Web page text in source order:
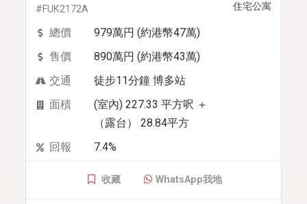
住宅公寓
#FUK2172A
總價
979萬円 (約港幣47萬)
售價
890萬円 (約港幣43萬)
交通
徒步11分鐘 博多站
面積
(室內) 227.33 平方呎 ＋
（露台） 28.84平方
回報
7.4%
收藏 WhatsApp我地